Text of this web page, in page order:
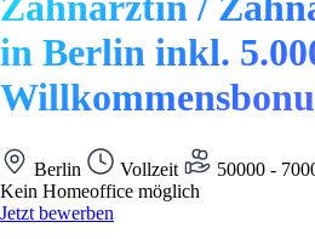
in Berlin inkl.
Berlin Vollzeit
50000 -
Kein Homeoffice möglich
Jetzt bewerben